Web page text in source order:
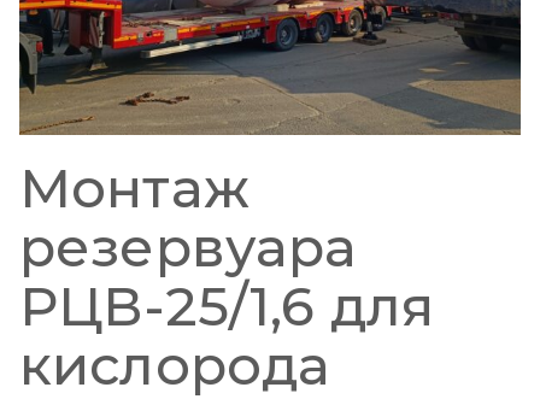
Монтаж
резервуара
РЦВ-25/1,6 для
кислорода